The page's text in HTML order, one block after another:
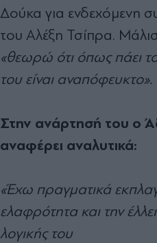
Δούκα για ενδεχόμενη
του Αλέξη Τσίπρα.
«θεωρώ ότι όπως πάει
του είναι αναπόφευκτο».
Στην ανάρτησή του ο
αναφέρει αναλυτικά:
«Έχω πραγματικά
ελαφρότητα και την
λογικής του